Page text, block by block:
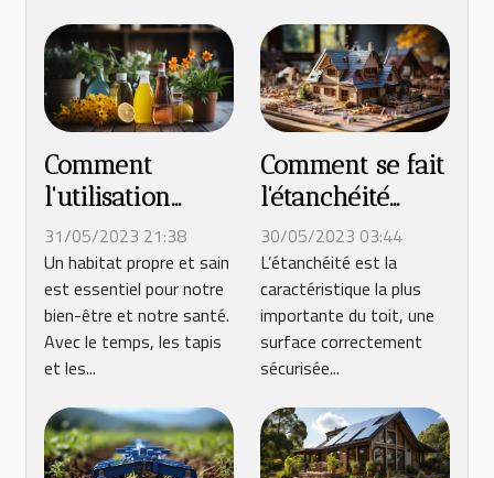
Comment
l'utilisation
d'une
shampouineuse
vous permet
d'avoir un
habitat plus sain
31/05/2023 21:38
Un habitat propre et sain
est essentiel pour notre
bien-être et notre santé.
Avec le temps, les tapis
et les...
Comment se fait
l'étanchéité
d'une toiture ?
30/05/2023 03:44
L’étanchéité est la
caractéristique la plus
importante du toit, une
surface correctement
sécurisée...